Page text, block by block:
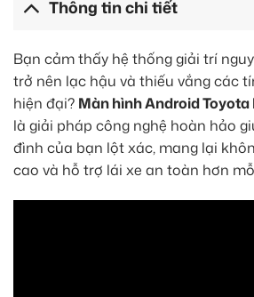
Thông tin chi tiết
Bạn cảm thấy hệ thống giải trí
trở nên lạc hậu và thiếu vắng các
hiện đại? Màn hình Android Toyota
là giải pháp công nghệ hoàn hảo
đình của bạn lột xác, mang lại
cao và hỗ trợ lái xe an toàn hơn